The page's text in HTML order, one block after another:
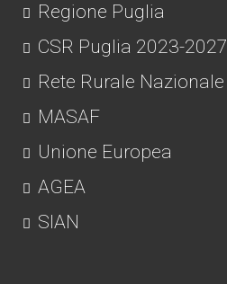
Regione Puglia
CSR Puglia 2023-2027
Rete Rurale Nazionale
MASAF
Unione Europea
AGEA
SIAN